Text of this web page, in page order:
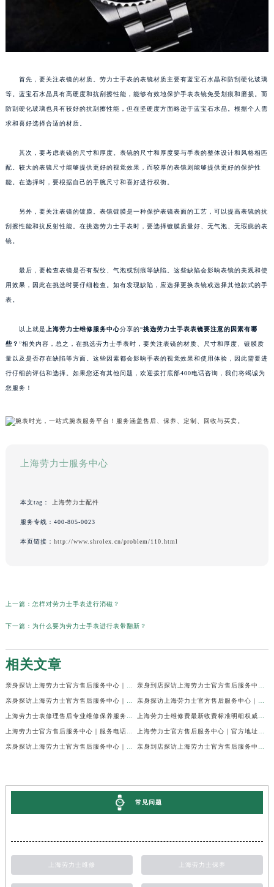
首先，要关注表镜的材质。劳力士手表的表镜材质主要有蓝宝石水晶和防刮硬化玻璃
等。蓝宝石水晶具有高硬度和抗刮擦性能，能够有效地保护手表表镜免受划痕和磨损。而
防刮硬化玻璃也具有较好的抗刮擦性能，但在坚硬度方面略逊于蓝宝石水晶。根据个人需
求和喜好选择合适的材质。
其次，要考虑表镜的尺寸和厚度。表镜的尺寸和厚度要与手表的整体设计和风格相匹
配。较大的表镜尺寸能够提供更好的视觉效果，而较厚的表镜则能够提供更好的保护性
能。在选择时，要根据自己的手腕尺寸和喜好进行权衡。
另外，要关注表镜的镀膜。表镜镀膜是一种保护表镜表面的工艺，可以提高表镜的抗
刮擦性能和抗反射性能。在挑选劳力士手表时，要选择镀膜质量好、无气泡、无瑕疵的表
镜。
最后，要检查表镜是否有裂纹、气泡或刮痕等缺陷。这些缺陷会影响表镜的美观和使
用效果，因此在挑选时要仔细检查。如有发现缺陷，应选择更换表镜或选择其他款式的手
表。
以上就是上海劳力士维修服务中心分享的“挑选劳力士手表表镜要注意的因素有哪
些？ ”相关内容，总之，在挑选劳力士手表时，要关注表镜的材质、尺寸和厚度、镀膜质
量以及是否存在缺陷等方面。这些因素都会影响手表的视觉效果和使用体验，因此需要进
行仔细的评估和选择。如果您还有其他问题，欢迎拨打底部400电话咨询，我们将竭诚为
您服务！
上海劳力士服务中心
本文tag： 上海劳力士配件
服务专线： 400-805-0023
本页链接： http://www.shrolex.cn/problem/110.html
上一篇： 怎样对劳力士手表进行消磁？
下一篇： 为什么要为劳力士手表进行表带翻新？
相关文章
亲身探访上海劳力士官方售后服务中心｜网点地址及官方热线（2026年7月最新） 亲身到店探访上海劳力士官方售后服务中心｜地址与联系电话（2026年7月最新）
亲身探访上海劳力士官方售后服务中心｜最新电话和详细维修地址（2026年7月最新） 亲身探访上海劳力士官方售后服务中心｜详细地址及售后服务电话（2026年7月最新）
上海劳力士表修理售后专业维修保养服务权威公示（2026年7月最新） 上海劳力士维修费最新收费标准明细权威公示（2026年7月最新）
上海劳力士官方售后服务中心｜服务电话及全部地址权威信息公示（2026年7月最新） 上海劳力士官方售后服务中心｜官方地址及服务热线权威信息公示（2026年7月最新）
亲身探访上海劳力士官方售后服务中心｜维修地址与24小时服务电话（2026年7月最新） 亲身到店探访上海劳力士官方售后服务中心｜最新维修地址与官方电话（2026年7月最新）
常见问题
上海劳力士维修 上海劳力士保养